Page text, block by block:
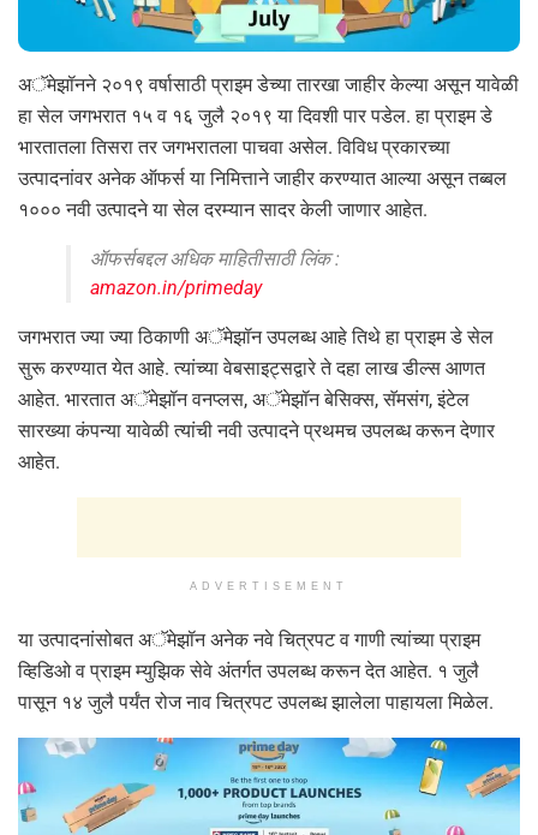
अॅमेझॉनने २०१९ वर्षासाठी प्राइम डेच्या तारखा जाहीर केल्या असून यावेळी
हा सेल जगभरात १५ व १६ जुलै २०१९ या दिवशी पार पडेल. हा प्राइम डे
भारतातला तिसरा तर जगभरातला पाचवा असेल. विविध प्रकारच्या
उत्पादनांवर अनेक ऑफर्स या निमित्ताने जाहीर करण्यात आल्या असून तब्बल
१००० नवी उत्पादने या सेल दरम्यान सादर केली जाणार आहेत.
ऑफर्सबद्दल अधिक माहितीसाठी लिंक :
amazon.in/primeday
जगभरात ज्या ज्या ठिकाणी अॅमेझॉन उपलब्ध आहे तिथे हा प्राइम डे सेल
सुरू करण्यात येत आहे. त्यांच्या वेबसाइट्सद्वारे ते दहा लाख डील्स आणत
आहेत. भारतात अॅमेझॉन वनप्लस, अॅमेझॉन बेसिक्स, सॅमसंग, इंटेल
सारख्या कंपन्या यावेळी त्यांची नवी उत्पादने प्रथमच उपलब्ध करून देणार
आहेत.
ADVERTISEMENT
या उत्पादनांसोबत अॅमेझॉन अनेक नवे चित्रपट व गाणी त्यांच्या प्राइम
व्हिडिओ व प्राइम म्युझिक सेवे अंतर्गत उपलब्ध करून देत आहेत. १ जुलै
पासून १४ जुलै पर्यंत रोज नाव चित्रपट उपलब्ध झालेला पाहायला मिळेल.